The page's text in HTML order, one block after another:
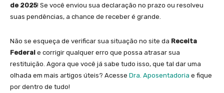
de 2025! Se você enviou sua declaração no prazo ou resolveu
suas pendências, a chance de receber é grande.
Não se esqueça de verificar sua situação no site da Receita
Federal e corrigir qualquer erro que possa atrasar sua
restituição. Agora que você já sabe tudo isso, que tal dar uma
olhada em mais artigos úteis? Acesse Dra. Aposentadoria e fique
por dentro de tudo!